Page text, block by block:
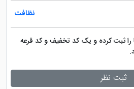
نظافت
را ثبت کرده و یک کد تخفیف و کد قرعه
ثبت نظر